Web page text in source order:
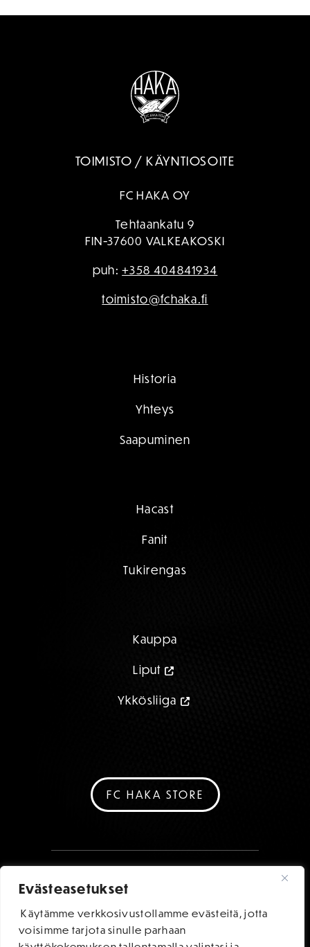
Evästeasetukset
Käytämme verkkosivustollamme evästeitä, jotta
voisimme tarjota sinulle parhaan
TOIMISTO / KÄYNTIOSOITE
FC HAKA OY
Tehtaankatu 9
FIN-37600 VALKEAKOSKI
puh:+358 404841934
toimisto@fchaka.fi
Historia
Yhteys
Saapuminen
Hacast
Fanit
Tukirengas
Kauppa
Liput
Ykkösliiga
FC HAKA STORE